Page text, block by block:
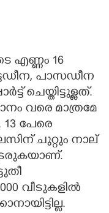
എണ്ണം 16
പാസഡീന
ചെയ്തിട്ടുള്ളത്.
വരെ മാത്രമേ
13 പേരെ
ചുറ്റും നാല്
വീടുകളിൽ